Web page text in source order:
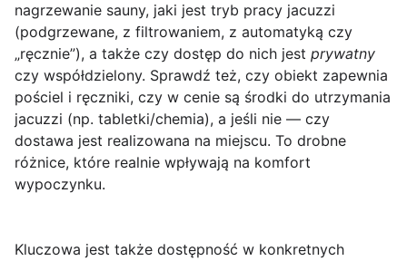
nagrzewanie sauny, jaki jest tryb pracy jacuzzi
(podgrzewane, z filtrowaniem, z automatyką czy
„ręcznie”), a także czy dostęp do nich jest prywatny
czy współdzielony. Sprawdź też, czy obiekt zapewnia
pościel i ręczniki, czy w cenie są środki do utrzymania
jacuzzi (np. tabletki/chemia), a jeśli nie — czy
dostawa jest realizowana na miejscu. To drobne
różnice, które realnie wpływają na komfort
wypoczynku.
Kluczowa jest także dostępność w konkretnych